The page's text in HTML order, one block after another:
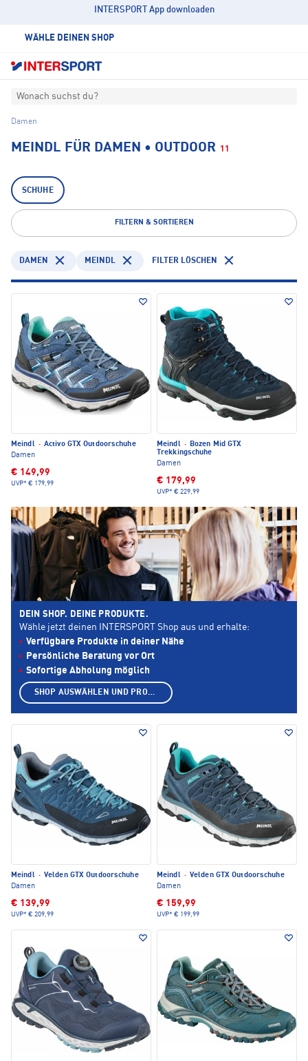
INTERSPORT App downloaden
WÄHLE DEINEN SHOP
Wonach suchst du?
Damen
MEINDL FÜR DAMEN • OUTDOOR 11
SCHUHE
FILTERN & SORTIEREN
DAMEN MEINDL FILTER LÖSCHEN
Meindl · Activo GTX Outdoorschuhe
Damen
€ 149,99
UVP* € 179,99
Meindl ·
Bozen Mid GTX
Trekkingschuhe
Damen
€ 179,99
UVP* € 229,99
Meindl · Velden GTX Outdoorschuhe
Damen
€ 139,99
UVP* € 209,99
Meindl · Velden GTX Outdoorschuhe
Damen
€ 159,99
UVP* € 199,99
DEIN SHOP. DEINE PRODUKTE.
Wähle jetzt deinen INTERSPORT Shop aus und erhalte:
Verfügbare Produkte in deiner Nähe
Persönliche Beratung vor Ort
Sofortige Abholung möglich
SHOP AUSWÄHLEN UND PRODUKTE ANZEIGEN